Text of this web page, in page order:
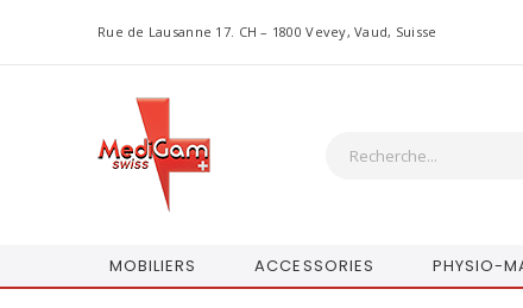
Rue de Lausanne 17. CH – 1800 Vevey, Vaud, Suisse
MOBILIERS ACCESSORIES PHYSIO-